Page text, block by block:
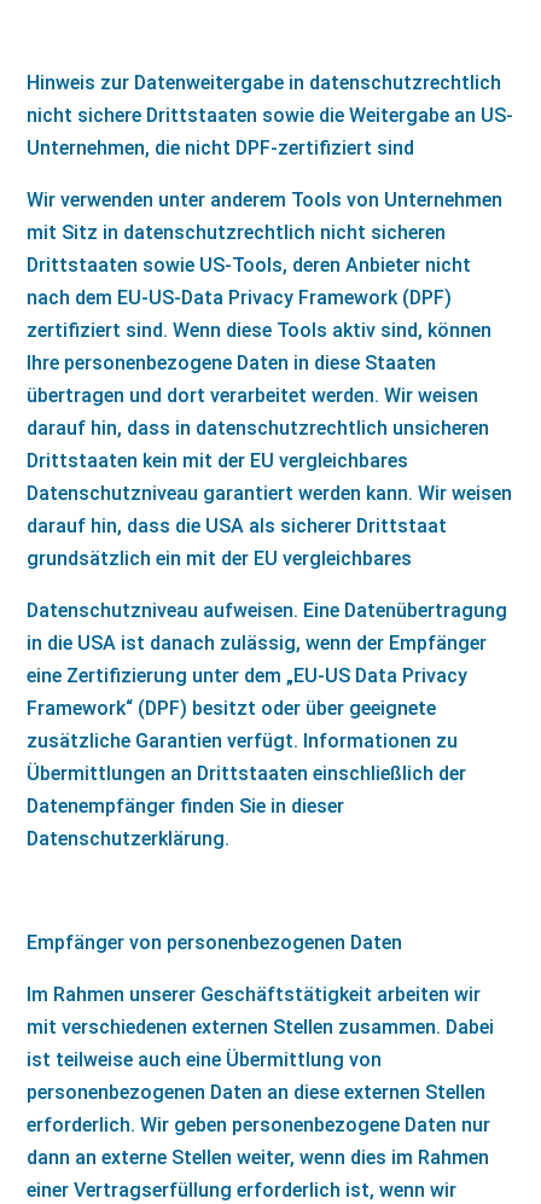
Hinweis zur Datenweitergabe in datenschutzrechtlich
nicht sichere Drittstaaten sowie die Weitergabe an US-
Unternehmen, die nicht DPF-zertifiziert sind
Wir verwenden unter anderem Tools von Unternehmen
mit Sitz in datenschutzrechtlich nicht sicheren
Drittstaaten sowie US-Tools, deren Anbieter nicht
nach dem EU-US-Data Privacy Framework (DPF)
zertifiziert sind. Wenn diese Tools aktiv sind, können
Ihre personenbezogene Daten in diese Staaten
übertragen und dort verarbeitet werden. Wir weisen
darauf hin, dass in datenschutzrechtlich unsicheren
Drittstaaten kein mit der EU vergleichbares
Datenschutzniveau garantiert werden kann. Wir weisen
darauf hin, dass die USA als sicherer Drittstaat
grundsätzlich ein mit der EU vergleichbares
Datenschutzniveau aufweisen. Eine Datenübertragung
in die USA ist danach zulässig, wenn der Empfänger
eine Zertifizierung unter dem „EU-US Data Privacy
Framework“ (DPF) besitzt oder über geeignete
zusätzliche Garantien verfügt. Informationen zu
Übermittlungen an Drittstaaten einschließlich der
Datenempfänger finden Sie in dieser
Datenschutzerklärung.
Empfänger von personenbezogenen Daten
Im Rahmen unserer Geschäftstätigkeit arbeiten wir
mit verschiedenen externen Stellen zusammen. Dabei
ist teilweise auch eine Übermittlung von
personenbezogenen Daten an diese externen Stellen
erforderlich. Wir geben personenbezogene Daten nur
dann an externe Stellen weiter, wenn dies im Rahmen
einer Vertragserfüllung erforderlich ist, wenn wir